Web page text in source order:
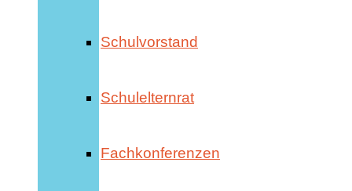
Schulvorstand
Schulelternrat
Fachkonferenzen